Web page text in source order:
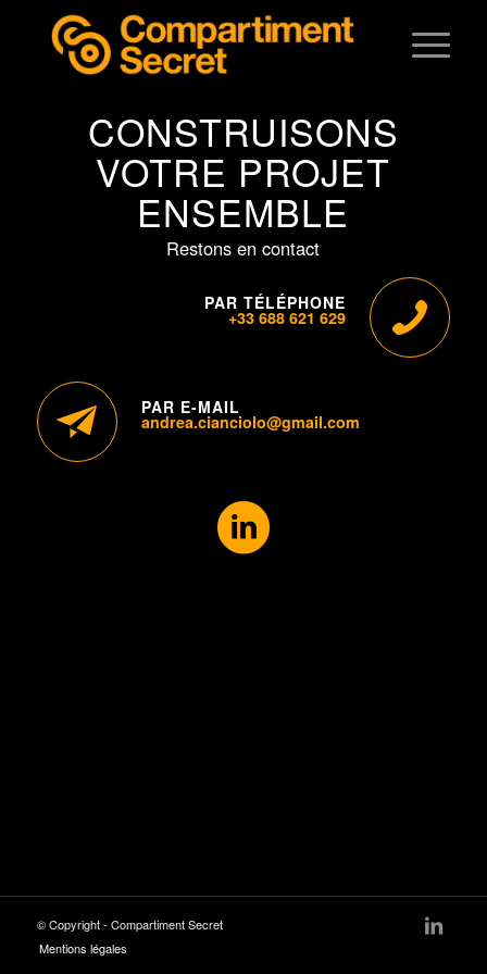
CONSTRUISONS
VOTRE PROJET
ENSEMBLE
Restons en contact
PAR TÉLÉPHONE
+33 688 621 629
PAR E-MAIL
andrea.cianciolo@gmail.com
© Copyright - Compartiment Secret
Mentions légales